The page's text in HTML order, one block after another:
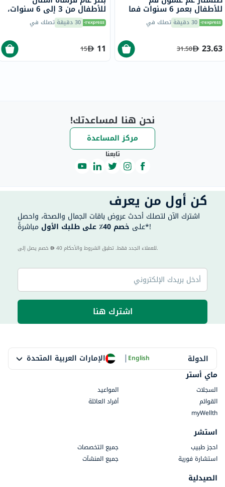
للأطفال بعمر 6 سنوات فما
فوق، بالفلورايد للوقاية من
التسوس، بنكهة الفراولة،
30 دقيقة تصلك في
23.63
31.50
للأطفال من 3 إلى 6 سنوات،
901 30 دقيقة تصلك في
11
15
نحن هنا لمساعدتك!
مركز المساعدة
تابعنا
كن أول من يعرف
اشترك الآن لتصلك أحدث عروض باقات الجمال والصحة، واحصل
على خصم 40٪ على طلبك الأول مباشرةً*!
40 للعملاء الجدد فقط. تطبق الشروط والأحكام.
اشترك هنا
الدولة الإمارات العربية المتحدة |English
ماي أستر
السجلات
المواعيد
القوائم
أفراد العائلة
myWellth
استشر
احجز طبيب
جميع التخصصات
استشارة فورية
جميع المنشآت
الصيدلية